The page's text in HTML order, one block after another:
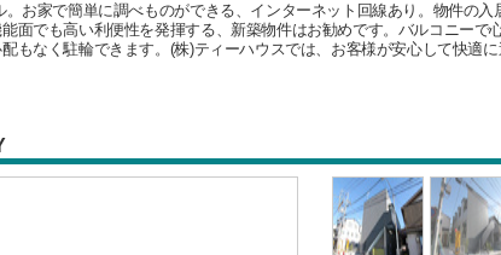
お家で簡単に調べものができる、インターネット回線あり。物件の
面でも高い利便性を発揮する、新築物件はお勧めです。バルコニーで
もなく駐輪できます。(株)ティーハウスでは、お客様が安心して快適